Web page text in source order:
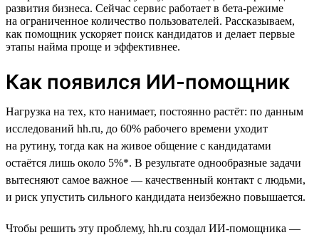
развития бизнеса. Сейчас сервис работает в бета-режиме
на ограниченное количество пользователей. Рассказываем,
как помощник ускоряет поиск кандидатов и делает первые
этапы найма проще и эффективнее.
Как появился ИИ-помощник
Нагрузка на тех, кто нанимает, постоянно растёт: по данным
исследований hh.ru, до 60% рабочего времени уходит
на рутину, тогда как на живое общение с кандидатами
остаётся лишь около 5%*. В результате однообразные задачи
вытесняют самое важное — качественный контакт с людьми,
и риск упустить сильного кандидата неизбежно повышается.
Чтобы решить эту проблему, hh.ru создал ИИ-помощника —